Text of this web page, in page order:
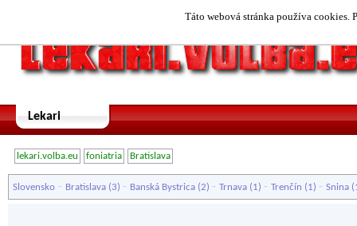
Táto webová stránka používa cookies.
Lekari
lekari.volba.eu foniatria Bratislava
Slovensko - Bratislava (3) - Banská Bystrica (2) - Trnava (1) - Trenčín (1) - Snina